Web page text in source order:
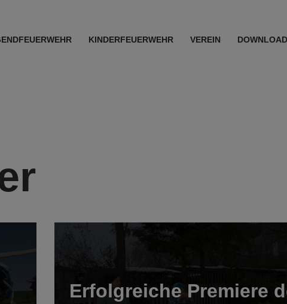
KINDERFEUERWEHR VEREIN
Erfolgreiche Premiere